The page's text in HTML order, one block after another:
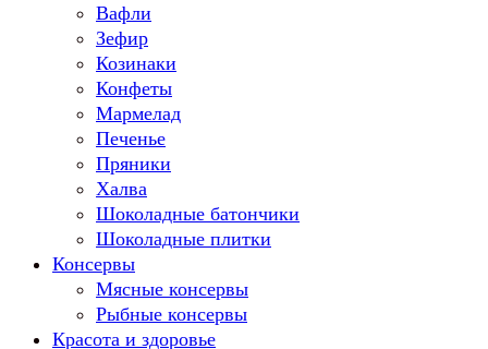
Вафли
Зефир
Козинаки
Конфеты
Мармелад
Печенье
Пряники
Халва
Шоколадные батончики
Шоколадные плитки
Консервы
Мясные консервы
Рыбные консервы
Красота и здоровье